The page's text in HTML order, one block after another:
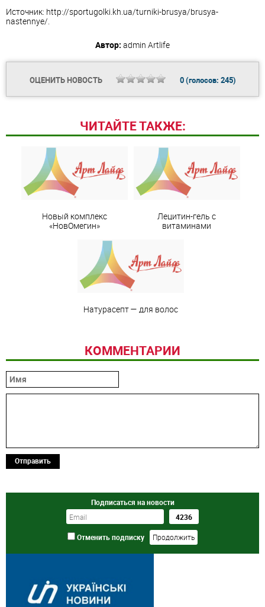
Источник: http://sportugolki.kh.ua/turniki-brusya/brusya-
nastennye/.
Автор: admin Artlife
ОЦЕНИТЬ НОВОСТЬ 0(голосов: 245)
ЧИТАЙТЕ ТАКЖЕ:
Новый комплекс
«НовОмегин»
Лецитин-гель с
витаминами
Натурасепт — для волос
КОММЕНТАРИИ
Отправить
Подписаться на новости
Отменить подписку